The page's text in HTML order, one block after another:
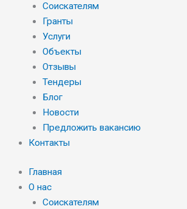
Соискателям
Гранты
Услуги
Объекты
Отзывы
Тендеры
Блог
Новости
Предложить вакансию
Контакты
Главная
О нас
Соискателям